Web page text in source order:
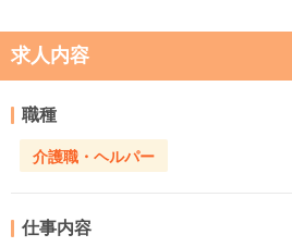
求人内容
職種
介護職・ヘルパー
仕事内容